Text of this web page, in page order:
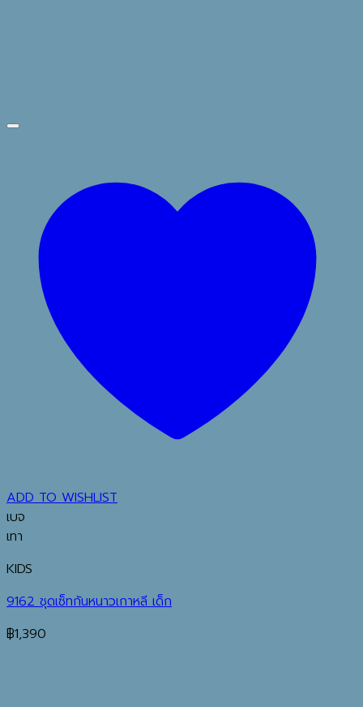
ADD TO WISHLIST
เบจ
เทา
KIDS
9162 ชุดเซ็ทกันหนาวเกาหลี เด็ก
฿1,390